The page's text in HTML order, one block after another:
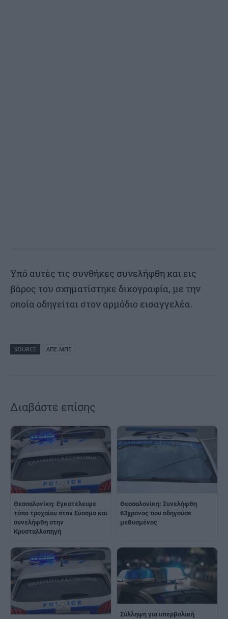
Υπό αυτές τις συνθήκες συνελήφθη και εις
βάρος του σχηματίστηκε δικογραφία, με την
οποία οδηγείται στον αρμόδιο εισαγγελέα.
SOURCE ΑΠΕ-ΜΠΕ
Διαβάστε επίσης
Θεσσαλονίκη: Εγκατέλειψε
τόπο τροχαίου στον Εύοσμο και
συνελήφθη στην
Κρυσταλλοπηγή
Θεσσαλονίκη: Συνελήφθη
63χρονος που οδηγούσε
μεθυσμένος
Σύλληψη για υπερβολική